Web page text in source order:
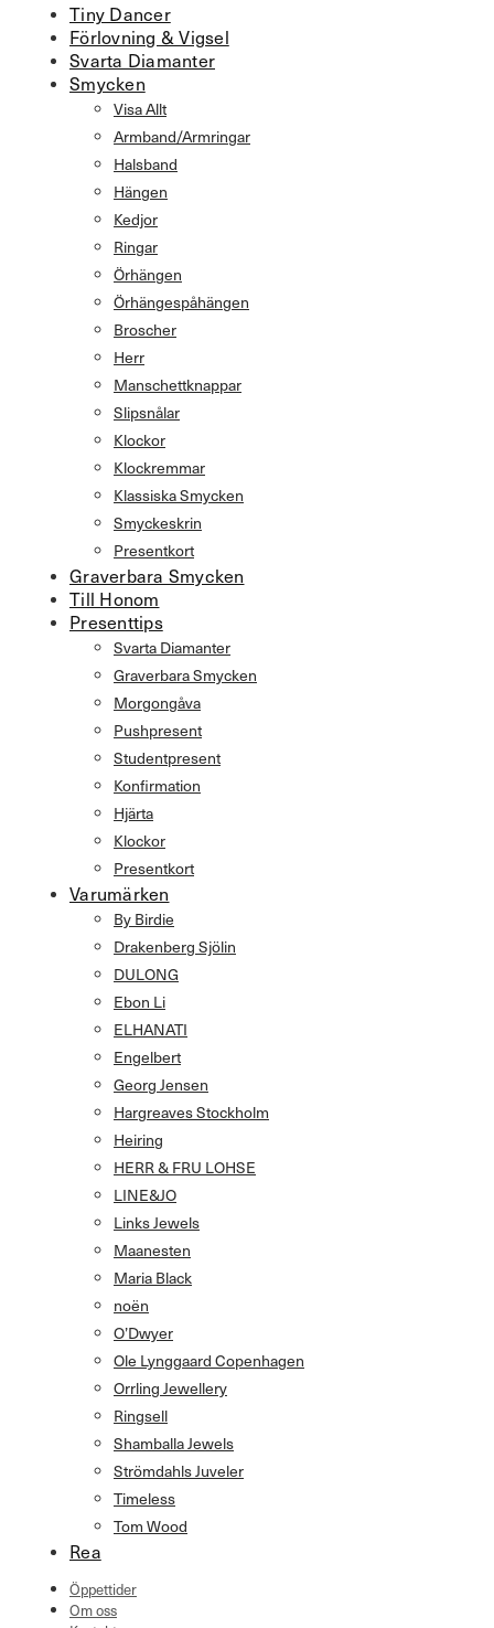
Tiny Dancer
Förlovning & Vigsel
Svarta Diamanter
Smycken
Visa Allt
Armband/Armringar
Halsband
Hängen
Kedjor
Ringar
Örhängen
Örhängespåhängen
Broscher
Herr
Manschettknappar
Slipsnålar
Klockor
Klockremmar
Klassiska Smycken
Smyckeskrin
Presentkort
Graverbara Smycken
Till Honom
Presenttips
Svarta Diamanter
Graverbara Smycken
Morgongåva
Pushpresent
Studentpresent
Konfirmation
Hjärta
Klockor
Presentkort
Varumärken
By Birdie
Drakenberg Sjölin
DULONG
Ebon Li
ELHANATI
Engelbert
Georg Jensen
Hargreaves Stockholm
Heiring
HERR & FRU LOHSE
LINE&JO
Links Jewels
Maanesten
Maria Black
noën
O’Dwyer
Ole Lynggaard Copenhagen
Orrling Jewellery
Ringsell
Shamballa Jewels
Strömdahls Juveler
Timeless
Tom Wood
Rea
Öppettider
Om oss